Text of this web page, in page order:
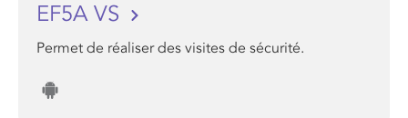
EF5A VS
Permet de réaliser des visites de sécurité.